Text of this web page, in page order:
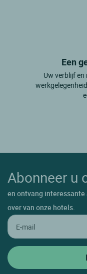
Een
Uw verblijf
Abonneer u
en ontvang
over van onze hotels.